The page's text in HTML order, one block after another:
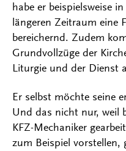
habe er beispielsweise
längeren Zeitraum eine
bereichernd. Zudem
Grundvollzüge der
Liturgie und der Dienst
Er selbst möchte seine
Und das nicht nur, weil
KFZ-Mechaniker
zum Beispiel vorstellen,